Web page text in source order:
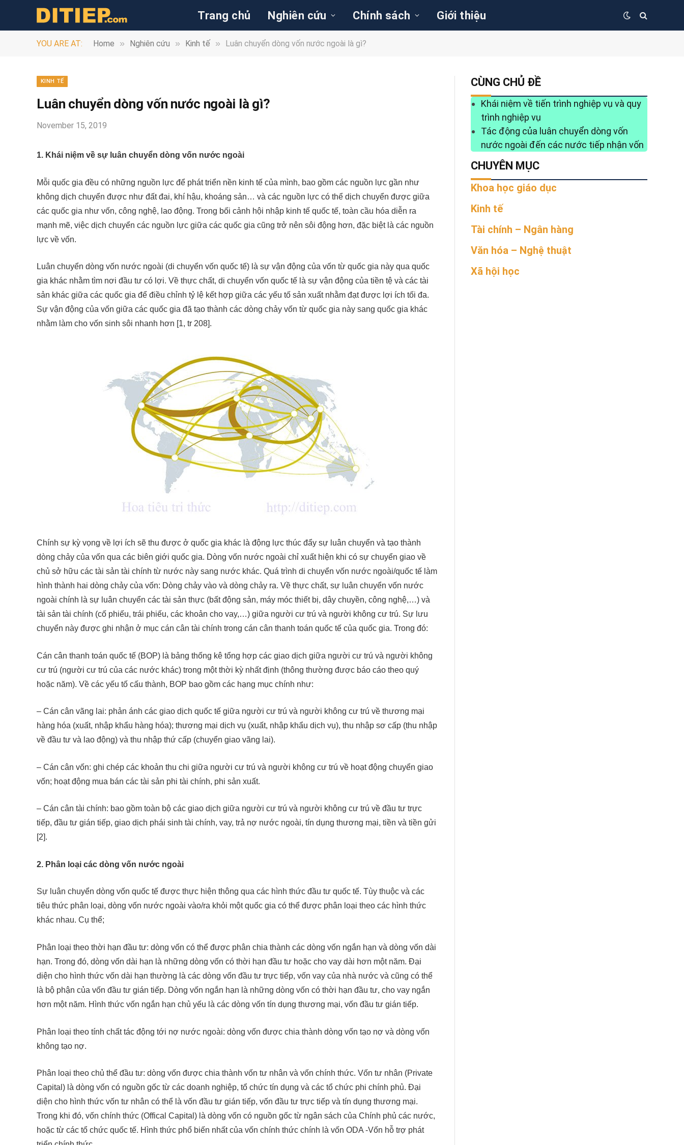
Trang chủ Nghiên cứu Chính sách Giới thiệu
YOU ARE AT: Home » Nghiên cứu » Kinh tế » Luân chuyển dòng vốn nước ngoài là gì?
KINH TẾ
Luân chuyển dòng vốn nước ngoài là gì?
November 15, 2019
1. Khái niệm về sự luân chuyển dòng vốn nước ngoài
Mỗi quốc gia đều có những nguồn lực để phát triển nền kinh tế của mình, bao gồm các nguồn lực gần như
không dịch chuyển được như đất đai, khí hậu, khoáng sản… và các nguồn lực có thể dịch chuyển được giữa
các quốc gia như vốn, công nghệ, lao động. Trong bối cảnh hội nhập kinh tế quốc tế, toàn cầu hóa diễn ra
mạnh mẽ, việc dịch chuyển các nguồn lực giữa các quốc gia cũng trở nên sôi động hơn, đặc biệt là các nguồn
lực về vốn.
Luân chuyển dòng vốn nước ngoài (di chuyển vốn quốc tế) là sự vận động của vốn từ quốc gia này qua quốc
gia khác nhằm tìm nơi đầu tư có lợi. Về thực chất, di chuyển vốn quốc tế là sự vận động của tiền tệ và các tài
sản khác giữa các quốc gia để điều chỉnh tỷ lệ kết hợp giữa các yếu tố sản xuất nhằm đạt được lợi ích tối đa.
Sự vận động của vốn giữa các quốc gia đã tạo thành các dòng chảy vốn từ quốc gia này sang quốc gia khác
nhằm làm cho vốn sinh sôi nhanh hơn [1, tr 208].
Chính sự kỳ vọng về lợi ích sẽ thu được ở quốc gia khác là động lực thúc đẩy sự luân chuyển và tạo thành
dòng chảy của vốn qua các biên giới quốc gia. Dòng vốn nước ngoài chỉ xuất hiện khi có sự chuyển giao về
chủ sở hữu các tài sản tài chính từ nước này sang nước khác. Quá trình di chuyển vốn nước ngoài/quốc tế làm
hình thành hai dòng chảy của vốn: Dòng chảy vào và dòng chảy ra. Về thực chất, sự luân chuyển vốn nước
ngoài chính là sự luân chuyển các tài sản thực (bất động sản, máy móc thiết bị, dây chuyền, công nghệ,…) và
tài sản tài chính (cố phiếu, trái phiếu, các khoản cho vay,…) giữa người cư trú và người không cư trú. Sự lưu
chuyển này được ghi nhận ở mục cán cân tài chính trong cán cân thanh toán quốc tế của quốc gia. Trong đó:
Cán cân thanh toán quốc tế (BOP) là bảng thống kê tổng hợp các giao dịch giữa người cư trú và người không
cư trú (người cư trú của các nước khác) trong một thời kỳ nhất định (thông thường được báo cáo theo quý
hoặc năm). Về các yếu tố cấu thành, BOP bao gồm các hạng mục chính như:
– Cán cân vãng lai: phản ánh các giao dịch quốc tế giữa người cư trú và người không cư trú về thương mại
hàng hóa (xuất, nhập khẩu hàng hóa); thương mại dịch vụ (xuất, nhập khẩu dịch vụ), thu nhập sơ cấp (thu nhập
về đầu tư và lao động) và thu nhập thứ cấp (chuyển giao vãng lai).
– Cán cân vốn: ghi chép các khoản thu chi giữa người cư trú và người không cư trú về hoạt động chuyển giao
vốn; hoạt động mua bán các tài sản phi tài chính, phi sản xuất.
– Cán cân tài chính: bao gồm toàn bộ các giao dịch giữa người cư trú và người không cư trú về đầu tư trực
tiếp, đầu tư gián tiếp, giao dịch phái sinh tài chính, vay, trả nợ nước ngoài, tín dụng thương mại, tiền và tiền gửi
[2].
2. Phân loại các dòng vốn nước ngoài
Sự luân chuyển dòng vốn quốc tế được thực hiện thông qua các hình thức đầu tư quốc tế. Tùy thuộc và các
tiêu thức phân loại, dòng vốn nước ngoài vào/ra khỏi một quốc gia có thể được phân loại theo các hình thức
khác nhau. Cụ thể;
Phân loại theo thời hạn đầu tư: dòng vốn có thể được phân chia thành các dòng vốn ngắn hạn và dòng vốn dài
hạn. Trong đó, dòng vốn dài hạn là những dòng vốn có thời hạn đầu tư hoặc cho vay dài hơn một năm. Đại
diện cho hình thức vốn dài hạn thường là các dòng vốn đầu tư trực tiếp, vốn vay của nhà nước và cũng có thể
là bộ phận của vốn đầu tư gián tiếp. Dòng vốn ngắn hạn là những dòng vốn có thời hạn đầu tư, cho vay ngắn
hơn một năm. Hình thức vốn ngắn hạn chủ yếu là các dòng vốn tín dụng thương mại, vốn đầu tư gián tiếp.
Phân loại theo tính chất tác động tới nợ nước ngoài: dòng vốn được chia thành dòng vốn tạo nợ và dòng vốn
không tạo nợ.
Phân loại theo chủ thể đầu tư: dòng vốn được chia thành vốn tư nhân và vốn chính thức. Vốn tư nhân (Private
Capital) là dòng vốn có nguồn gốc từ các doanh nghiệp, tổ chức tín dụng và các tổ chức phi chính phủ. Đại
diện cho hình thức vốn tư nhân có thể là vốn đầu tư gián tiếp, vốn đầu tư trực tiếp và tín dụng thương mại.
Trong khi đó, vốn chính thức (Offical Capital) là dòng vốn có nguồn gốc từ ngân sách của Chính phủ các nước,
hoặc từ các tổ chức quốc tế. Hình thức phổ biến nhất của vốn chính thức chính là vốn ODA -Vốn hỗ trợ phát
CÙNG CHỦ ĐỀ
Khái niệm về tiến trình nghiệp vụ và quy
trình nghiệp vụ
Tác động của luân chuyển dòng vốn
nước ngoài đến các nước tiếp nhận vốn
CHUYÊN MỤC
Khoa học giáo dục
Kinh tế
Tài chính – Ngân hàng
Văn hóa – Nghệ thuật
Xã hội học